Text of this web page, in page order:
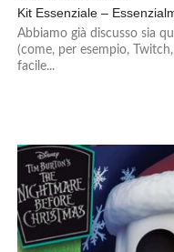
Kit Essenziale –
Abbiamo già discusso sia
(come, per esempio,
facile...